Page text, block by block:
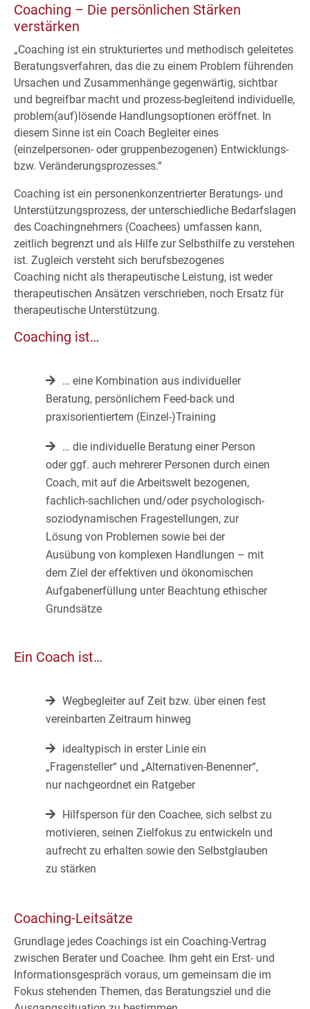
Coaching – Die persönlichen Stärken
verstärken
„Coaching ist ein strukturiertes und methodisch geleitetes
Beratungsverfahren, das die zu einem Problem führenden
Ursachen und Zusammenhänge gegenwärtig, sichtbar
und begreifbar macht und prozess-begleitend individuelle,
problem(auf)lösende Handlungsoptionen eröffnet. In
diesem Sinne ist ein Coach Begleiter eines
(einzelpersonen- oder gruppenbezogenen) Entwicklungs-
bzw. Veränderungsprozesses.“
Coaching ist ein personenkonzentrierter Beratungs- und
Unterstützungsprozess, der unterschiedliche Bedarfslagen
des Coachingnehmers (Coachees) umfassen kann,
zeitlich begrenzt und als Hilfe zur Selbsthilfe zu verstehen
ist. Zugleich versteht sich berufsbezogenes
Coaching nicht als therapeutische Leistung, ist weder
therapeutischen Ansätzen verschrieben, noch Ersatz für
therapeutische Unterstützung.
Coaching ist…
… eine Kombination aus individueller
Beratung, persönlichem Feed-back und
praxisorientiertem (Einzel-)Training
… die individuelle Beratung einer Person
oder ggf. auch mehrerer Personen durch einen
Coach, mit auf die Arbeitswelt bezogenen,
fachlich-sachlichen und/oder psychologisch-
soziodynamischen Fragestellungen, zur
Lösung von Problemen sowie bei der
Ausübung von komplexen Handlungen – mit
dem Ziel der effektiven und ökonomischen
Aufgabenerfüllung unter Beachtung ethischer
Grundsätze
Ein Coach ist…
Wegbegleiter auf Zeit bzw. über einen fest
vereinbarten Zeitraum hinweg
idealtypisch in erster Linie ein
„Fragensteller“ und „Alternativen-Benenner“,
nur nachgeordnet ein Ratgeber
Hilfsperson für den Coachee, sich selbst zu
motivieren, seinen Zielfokus zu entwickeln und
aufrecht zu erhalten sowie den Selbstglauben
zu stärken
Coaching-Leitsätze
Grundlage jedes Coachings ist ein Coaching-Vertrag
zwischen Berater und Coachee. Ihm geht ein Erst- und
Informationsgespräch voraus, um gemeinsam die im
Fokus stehenden Themen, das Beratungsziel und die